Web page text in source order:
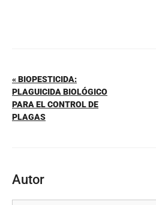
« BIOPESTICIDA:
PLAGUICIDA BIOLÓGICO
PARA EL CONTROL DE
PLAGAS
Autor